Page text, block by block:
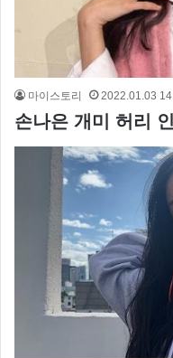
마이스토리 2022.01.03
손나은 개미 허리